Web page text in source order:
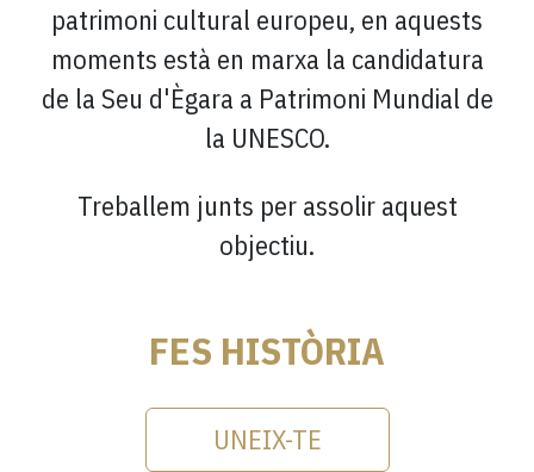
patrimoni cultural europeu, en aquests
moments està en marxa la candidatura
de la Seu d'Ègara a Patrimoni Mundial de
la UNESCO.
Treballem junts per assolir aquest
objectiu.
FES HISTÒRIA
UNEIX-TE